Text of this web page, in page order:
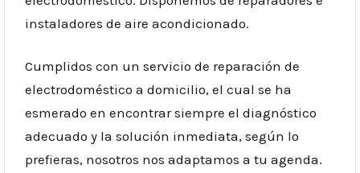
instaladores de aire acondicionado.
Cumplidos con un servicio de reparación de
electrodoméstico a domicilio, el cual se ha
esmerado en encontrar siempre el diagnóstico
adecuado y la solución inmediata, según lo
prefieras, nosotros nos adaptamos a tu agenda.